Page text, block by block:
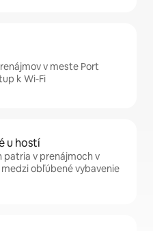
v meste Port
k Wi-Fi
u hostí
patria v prenájmoch v
obľúbené vybavenie